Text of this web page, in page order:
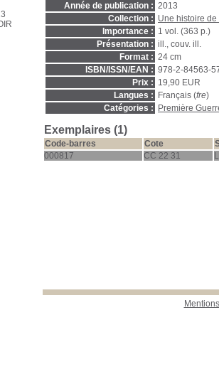
Année de publication : 2013
Collection : Une histoire
Importance : 1 vol. (363 p.)
Présentation : ill., couv. ill.
Format : 24 cm
ISBN/ISSN/EAN : 978-2-84563-
Prix : 19,90 EUR
Langues :
Français (fre)
Catégories :
Première
Exemplaires (1)
Code-barres Cote
000817
CC 22 31